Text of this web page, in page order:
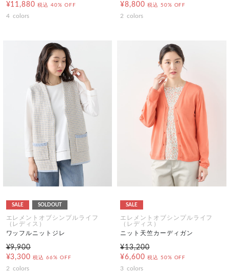
¥11,880 税込 40% OFF
4 colors
¥8,800 税込 50% OFF
2 colors
SALE SOLDOUT
エレメントオブシンプルライフ
（レディス）
ワッフルニットジレ
¥9,900
¥3,300 税込 66% OFF
2 colors
SALE
エレメントオブシンプルライフ
（レディス）
ニット天竺カーディガン
¥13,200
¥6,600 税込 50% OFF
3 colors